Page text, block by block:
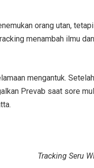
orang utan,
menambah ilmu
mengantuk.
Prevab saat sore
Tracking Seru